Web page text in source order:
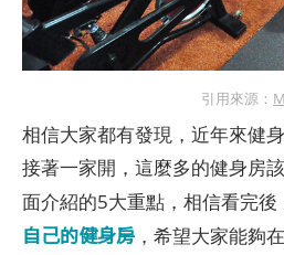
引用來源：
相信大家都有發現，近年來健
接著一家開，這麼多的健身房
面介紹的5大重點，相信看完後
自己的健身房 ，希望大家能夠